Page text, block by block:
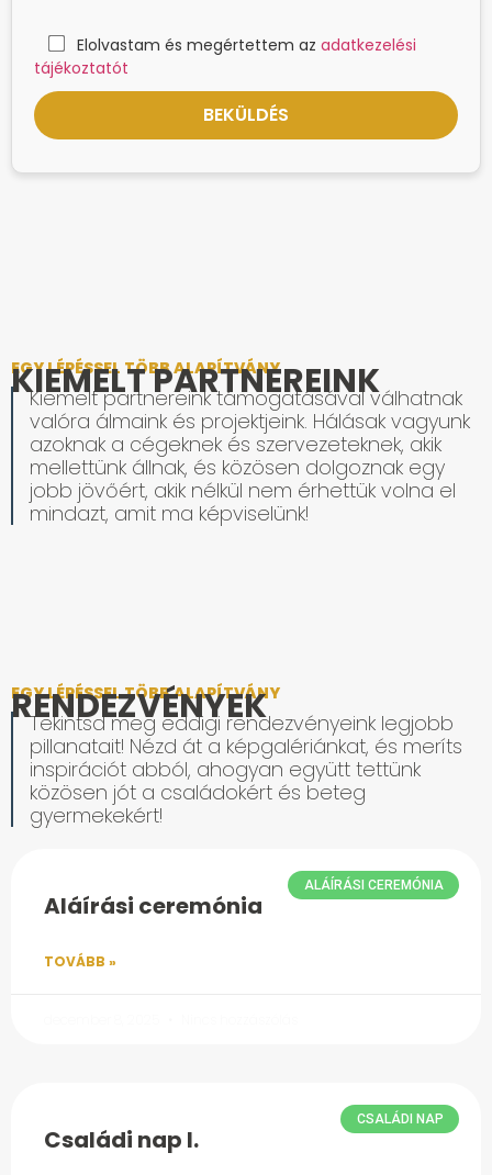
Elolvastam és megértettem az adatkezelési
tájékoztatót
EGY LÉPÉSSEL TÖBB ALAPÍTVÁNY
KIEMELT PARTNEREINK
Kiemelt partnereink támogatásával válhatnak
valóra álmaink és projektjeink. Hálásak vagyunk
azoknak a cégeknek és szervezeteknek, akik
mellettünk állnak, és közösen dolgoznak egy
jobb jövőért, akik nélkül nem érhettük volna el
mindazt, amit ma képviselünk!
EGY LÉPÉSSEL TÖBB ALAPÍTVÁNY
RENDEZVÉNYEK
Tekintsd meg eddigi rendezvényeink legjobb
pillanatait! Nézd át a képgalériánkat, és meríts
inspirációt abból, ahogyan együtt tettünk
közösen jót a családokért és beteg
gyermekekért!
ALÁÍRÁSI CEREMÓNIA
Aláírási ceremónia
TOVÁBB »
CSALÁDI NAP
Családi nap I.